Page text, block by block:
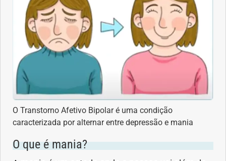
Coronavírus
Dengue
Dermatologia
Diabetes
Dieta e nutrição
O Transtorno Afetivo Bipolar é uma condição
caracterizada por alternar entre depressão e mania
O que é mania?